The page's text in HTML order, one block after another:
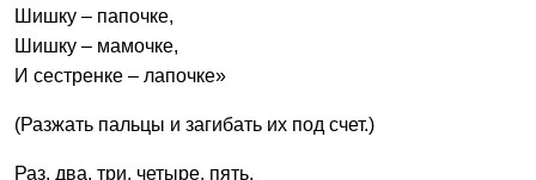
Шишку – папочке,
Шишку – мамочке,
И сестренке – лапочке»
(Разжать пальцы и загибать их под счет.)
Раз, два, три, четыре, пять,